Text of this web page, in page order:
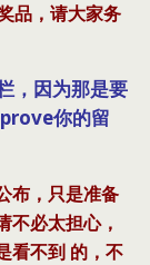
品，请大家务
，因为那是要
你的留
布，只是准备
不必太担心，
看不到 的，不